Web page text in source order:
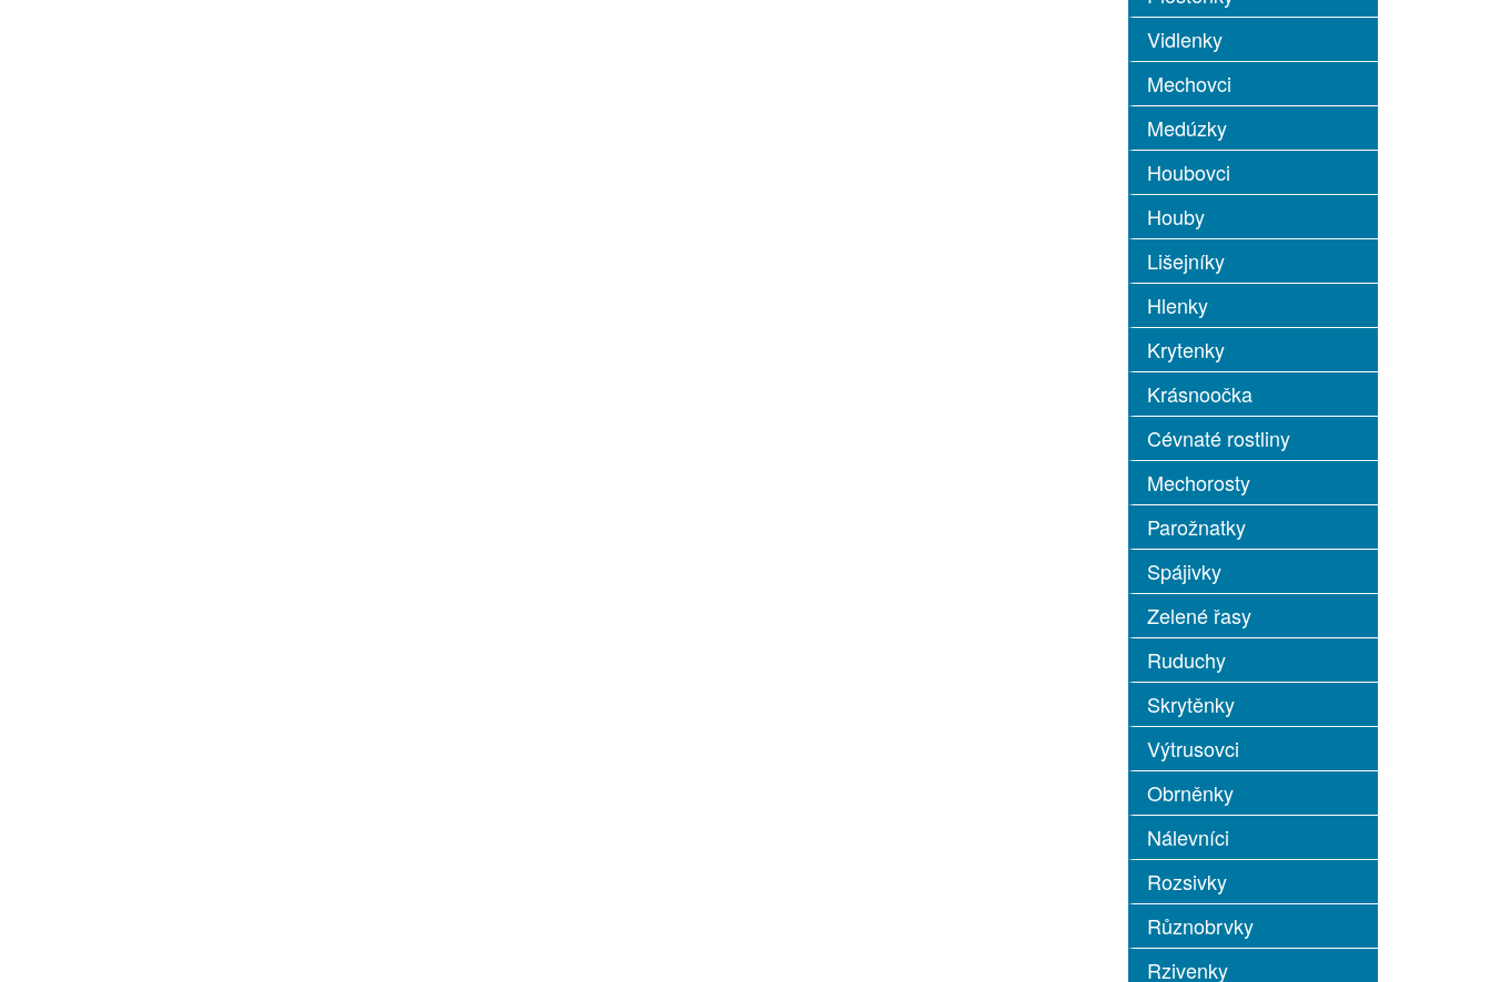
Vidlenky
Mechovci
Medúzky
Houbovci
Houby
Lišejníky
Hlenky
Krytenky
Krásnoočka
Cévnaté rostliny
Mechorosty
Parožnatky
Spájivky
Zelené řasy
Ruduchy
Skrytěnky
Výtrusovci
Obrněnky
Nálevníci
Rozsivky
Různobrvky
Rzivenky